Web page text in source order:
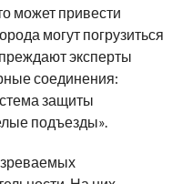
может привести
могут погрузиться
эксперты
соединения:
защиты
подъезды».